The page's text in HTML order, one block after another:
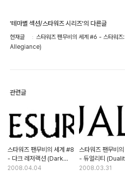
'테마별 섹션/스타워즈 시리즈'의 다른글
현재글
스타워즈 팬무비의 세계 #6 - 스타워
Allegiance)
관련글
스타워즈 팬무비의 세계 #8
- 다크 레저랙션 (Dark
Resurrection)
2008.04.04
스타워즈 팬무비
- 듀얼리티
2008.03.31